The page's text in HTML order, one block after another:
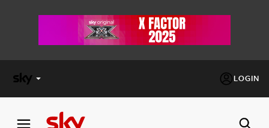
LOGIN
FACTOR